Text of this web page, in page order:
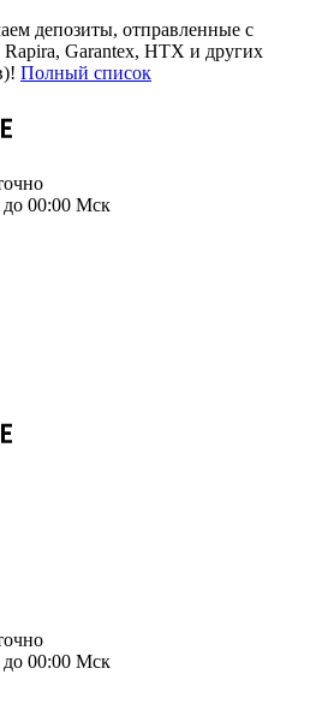
депозиты, отправленные с
Rapira, Garantex, HTX и других
Полный список
до 00:00 Мск
до 00:00 Мск